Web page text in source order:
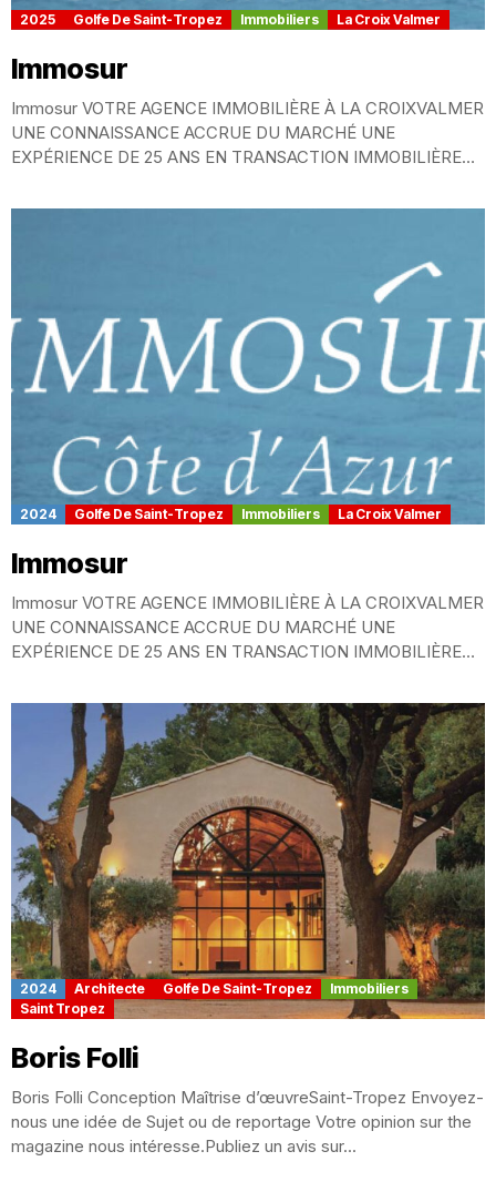
2025 Golfe De Saint-Tropez Immobiliers La Croix Valmer
Immosur
Immosur VOTRE AGENCE IMMOBILIÈRE À LA CROIXVALMER
UNE CONNAISSANCE ACCRUE DU MARCHÉ UNE
EXPÉRIENCE DE 25 ANS EN TRANSACTION IMMOBILIÈRE
2024 Golfe De Saint-Tropez Immobiliers La Croix Valmer
Immosur
Immosur VOTRE AGENCE IMMOBILIÈRE À LA CROIXVALMER
UNE CONNAISSANCE ACCRUE DU MARCHÉ UNE
EXPÉRIENCE DE 25 ANS EN TRANSACTION IMMOBILIÈRE
2024 Architecte Golfe De Saint-Tropez
Immobiliers
Saint Tropez
Boris Folli
Boris Folli Conception Maîtrise d’œuvreSaint-Tropez Envoyez-
nous une idée de Sujet ou de reportage Votre opinion sur the
magazine nous intéresse.Publiez un avis sur...